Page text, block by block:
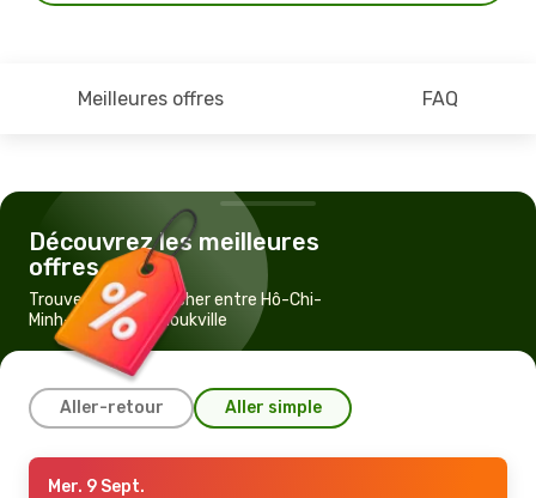
Meilleures offres FAQ
Découvrez les meilleures
offres
Trouvez un vol pas cher entre Hô-Chi-
Minh-Ville et Sihanoukville
Aller-retour Aller simple
Ven. 25 Sept.
Mer. 9 Sept.